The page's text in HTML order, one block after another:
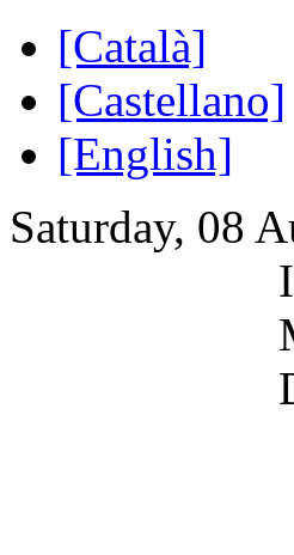
[Català]
[Castellano]
[English]
Saturday, 08